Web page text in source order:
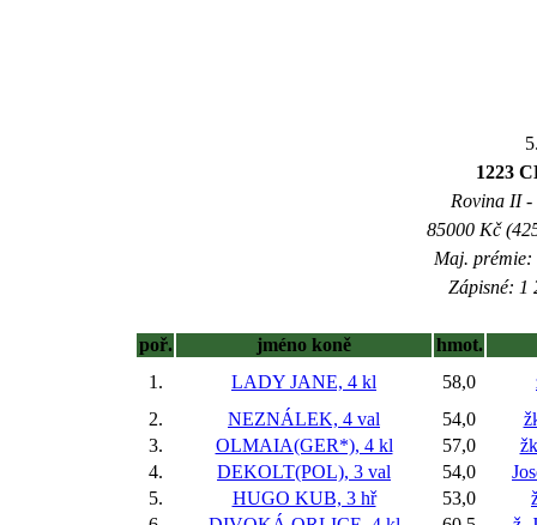
1223
Rovina II -
85000 Kč
Maj. prémie:
Zápisné: 1
poř. jméno koně
hmot.
1.
LADY JANE, 4 kl 58,0
2.
NEZNÁLEK, 4 val 54,0
3.
OLMAIA(GER*), 4 kl 57,0
4.
DEKOLT(POL), 3 val 54,0
5.
HUGO KUB, 3 hř 53,0